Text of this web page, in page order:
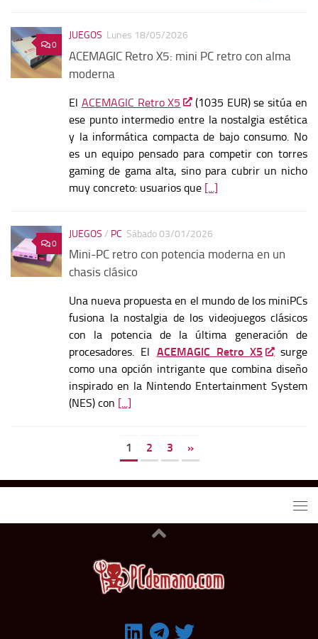
0
JUEGOS Lunes 18/05/2026
ACEMAGIC Retro X5: mini PC retro con alma
moderna
El ACEMAGIC Retro X5
(1035 EUR) se sitúa en
ese punto intermedio entre la nostalgia estética
y la informática compacta de bajo consumo. No
es un equipo pensado para competir con torres
gaming de gama alta, sino para cubrir un nicho
muy concreto: usuarios que [...]
0
JUEGOS / PC Sábado 03/01/2026
Mini-PC retro con potencia moderna en un
chasis clásico
Una nueva propuesta en el mundo de los miniPCs
fusiona la nostalgia de los videojuegos clásicos
con la potencia de la última generación de
procesadores. El ACEMAGIC Retro X5
surge
como una opción intrigante que combina diseño
inspirado en la Nintendo Entertainment System
(NES) con [...]
1 2 3 »